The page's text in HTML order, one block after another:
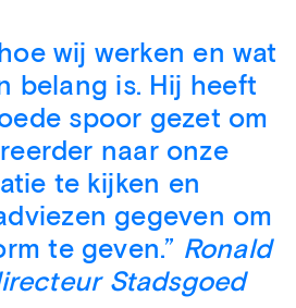
wij werken en wat
belang is. Hij heeft
spoor gezet om
naar onze
te kijken en
gegeven om
te geven.” Ronald
Stadsgoed